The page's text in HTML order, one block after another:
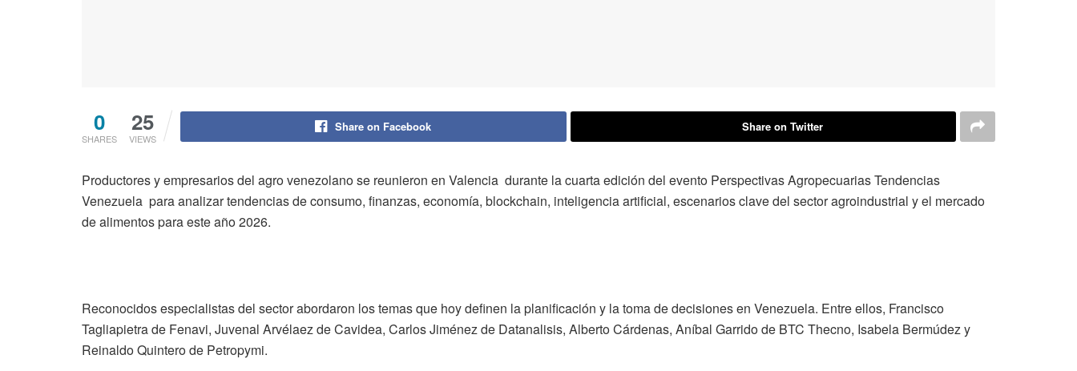
0
SHARES
25
VIEWS
Share on Facebook Share on Twitter
Productores y empresarios del agro venezolano se reunieron en Valencia durante la cuarta edición del evento Perspectivas Agropecuarias Tendencias
Venezuela para analizar tendencias de consumo, finanzas, economía, blockchain, inteligencia artificial, escenarios clave del sector agroindustrial y el mercado
de alimentos para este año 2026.
Reconocidos especialistas del sector abordaron los temas que hoy definen la planificación y la toma de decisiones en Venezuela. Entre ellos, Francisco
Tagliapietra de Fenavi, Juvenal Arvélaez de Cavidea, Carlos Jiménez de Datanalisis, Alberto Cárdenas, Aníbal Garrido de BTC Thecno, Isabela Bermúdez y
Reinaldo Quintero de Petropymi.